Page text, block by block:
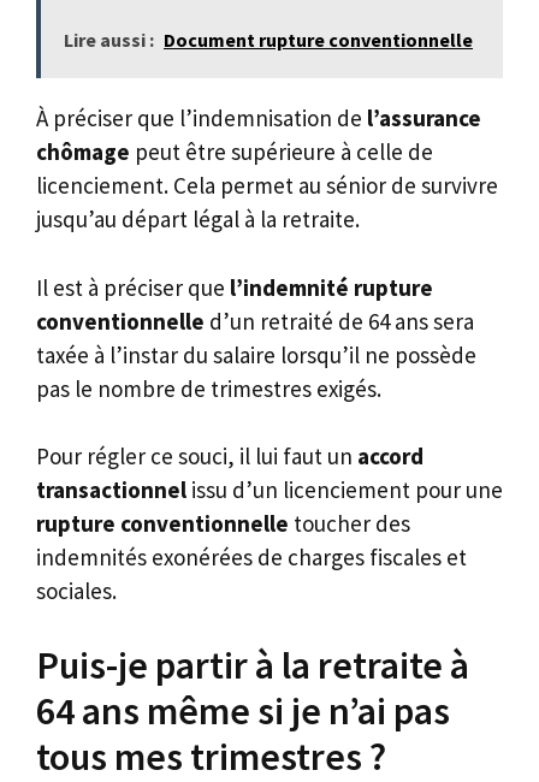
Lire aussi : Document rupture conventionnelle
À préciser que l’indemnisation de l’assurance
chômage peut être supérieure à celle de
licenciement. Cela permet au sénior de survivre
jusqu’au départ légal à la retraite.
Il est à préciser que l’indemnité rupture
conventionnelle d’un retraité de 64 ans sera
taxée à l’instar du salaire lorsqu’il ne possède
pas le nombre de trimestres exigés.
Pour régler ce souci, il lui faut un accord
transactionnel issu d’un licenciement pour une
rupture conventionnelle toucher des
indemnités exonérées de charges fiscales et
sociales.
Puis-je partir à la retraite à
64 ans même si je n’ai pas
tous mes trimestres ?